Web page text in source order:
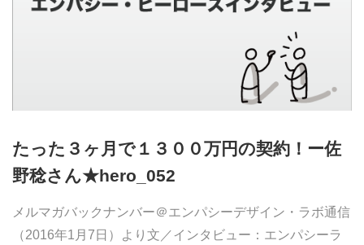
たった３ヶ月で１３００万円の契約！ー佐
野稔さん★hero_052
メルマガバックナンバー＠エンパシーデザイン・ラボ通信
（2016年1月7日）より文／インタビュー：エンパシーラ